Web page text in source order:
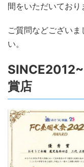
間をいただいており
ご質問などござい
い。
賞店